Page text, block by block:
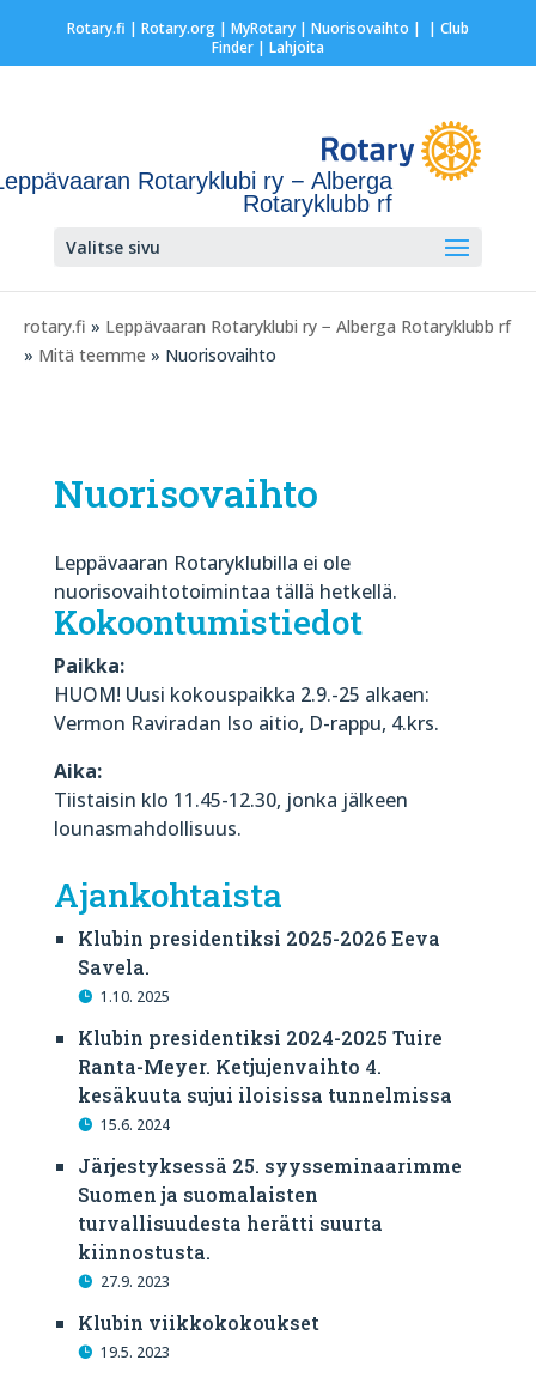
Rotary.fi | Rotary.org| MyRotary | Nuorisovaihto | | Club
Finder| Lahjoita
Rotaryklubi ry − Alberga
Rotaryklubb rf
Valitse sivu
rotary.fi » Leppävaaran Rotaryklubi ry − Alberga Rotaryklubb rf
» Mitä teemme » Nuorisovaihto
Nuorisovaihto
Leppävaaran Rotaryklubilla ei ole
nuorisovaihtotoimintaa tällä hetkellä.
Kokoontumistiedot
Paikka:
HUOM! Uusi kokouspaikka 2.9.-25 alkaen:
Vermon Raviradan Iso aitio, D-rappu, 4.krs.
Aika:
Tiistaisin klo 11.45-12.30, jonka jälkeen
lounasmahdollisuus.
Ajankohtaista
Klubin presidentiksi 2025-2026 Eeva
Savela.
1.10. 2025
Klubin presidentiksi 2024-2025 Tuire
Ranta-Meyer. Ketjujenvaihto 4.
kesäkuuta sujui iloisissa tunnelmissa
15.6. 2024
Järjestyksessä 25. syysseminaarimme
Suomen ja suomalaisten
turvallisuudesta herätti suurta
kiinnostusta.
27.9. 2023
Klubin viikkokokoukset
19.5. 2023